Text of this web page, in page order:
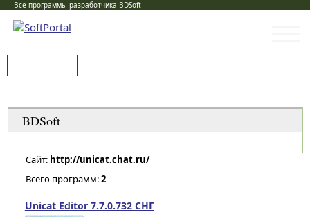
Все программы разработчика BDSoft
BDSoft
Сайт: http://unicat.chat.ru/
Всего программ:2
Unicat Editor 7.7.0.732 СНГ